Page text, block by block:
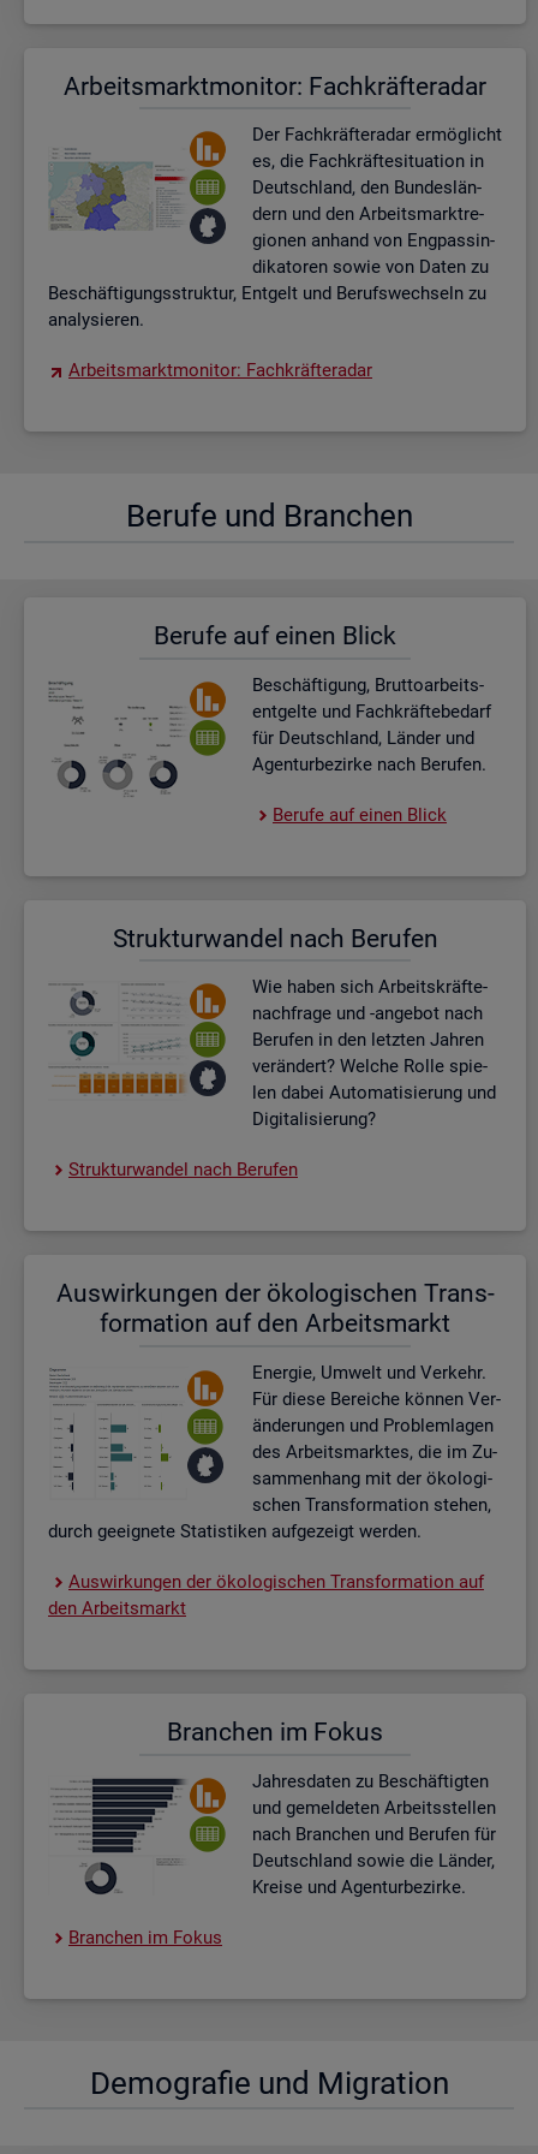
Ar­beits­markt­mo­ni­tor: Fach­kräf­te­ra­dar
Der Fach­kräf­te­ra­dar er­mög­licht
es, die Fach­kräf­te­si­tua­ti­on in
Deutsch­land, den Bun­des­län­
dern und den Ar­beits­markt­re­
gio­nen an­hand von Eng­pas­sin­
di­ka­to­ren sowie von Daten zu
Be­schäf­ti­gungs­struk­tur, Ent­gelt und Be­rufs­wech­seln zu
ana­ly­sie­ren.
Ar­beits­markt­mo­ni­tor: Fach­kräf­te­ra­dar
Be­ru­fe und Bran­chen
Be­ru­fe auf einen Blick
Be­schäf­ti­gung, Brut­to­ar­beits­
ent­gel­te und Fach­kräf­te­be­darf
für Deutsch­land, Län­der und
Agen­tur­be­zir­ke nach Be­ru­fen.
Be­ru­fe auf einen Blick
Struk­tur­wan­del nach Be­ru­fen
Wie haben sich Ar­beits­kräf­te­
nach­fra­ge und -an­ge­bot nach
Be­ru­fen in den letz­ten Jah­ren
ver­än­dert? Wel­che Rolle spie­
len dabei Au­to­ma­ti­sie­rung und
Di­gi­ta­li­sie­rung?
Struk­tur­wan­del nach Be­ru­fen
Aus­wir­kun­gen der öko­lo­gi­schen Trans­
for­ma­ti­on auf den Ar­beits­markt
En­er­gie, Um­welt und Ver­kehr.
Für diese Be­rei­che kön­nen Ver­
än­de­run­gen und Pro­blem­la­gen
des Ar­beits­mark­tes, die im Zu­
sam­men­hang mit der öko­lo­gi­
schen Trans­for­ma­ti­on ste­hen,
durch ge­eig­ne­te Sta­tis­ti­ken auf­ge­zeigt wer­den.
Aus­wir­kun­gen der öko­lo­gi­schen Trans­for­ma­ti­on auf
den Ar­beits­markt
Bran­chen im Fokus
Jah­res­da­ten zu Be­schäf­tig­ten
und ge­mel­de­ten Ar­beits­stel­len
nach Bran­chen und Be­ru­fen für
Deutsch­land sowie die Län­der,
Krei­se und Agen­tur­be­zir­ke.
Bran­chen im Fokus
De­mo­gra­fie und Mi­gra­ti­on